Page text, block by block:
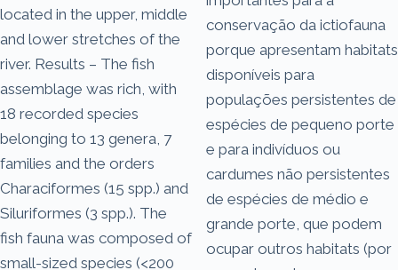
located in the upper, middle
and lower stretches of the
river. Results – The fish
assemblage was rich, with
18 recorded species
belonging to 13 genera, 7
families and the orders
Characiformes (15 spp.) and
Siluriformes (3 spp.). The
fish fauna was composed of
small-sized species (<200
conservação da ictiofauna
porque apresentam habitats
disponíveis para
populações persistentes de
espécies de pequeno porte
e para indivíduos ou
cardumes não persistentes
de espécies de médio e
grande porte, que podem
ocupar outros habitats (por